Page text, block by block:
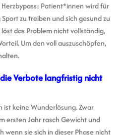
Patient*innen wird für
zu treiben und sich gesund zu
das Problem nicht vollständig,
Um den voll auszuschöpfen,
Verbote langfristig nicht
keine Wunderlösung. Zwar
ersten Jahr rasch Gewicht und
wenn sie sich in dieser Phase nicht